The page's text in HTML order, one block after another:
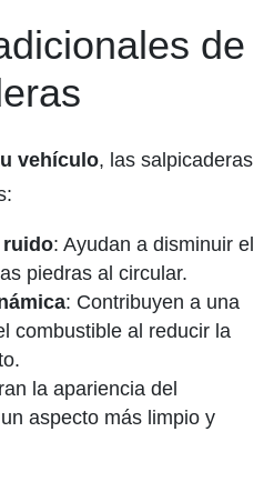
de
vehículo, las salpicaderas
ruido: Ayudan a disminuir el
piedras al circular.
: Contribuyen a una
combustible al reducir la
la apariencia del
aspecto más limpio y